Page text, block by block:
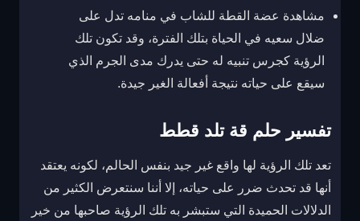
مشاهدة عضة القطة للشاب في منامه تدل على
ضلال سعيه في الحياة بتلك الفترة، وقد تكون تلك
الرؤية كجرس تنبيه له حتى يدرك مدى الجرم الذي
سيقع على حياته نتيجة أفعالة الغير جيدة.
تفسير حلم قة تلد قطط
تعد تلك الرؤية لها واقع غير جيد بنفس الحالم، لكونه يعتقد
أنها قد تحدث ضرر على حياته، إلا أننا سنتعرض الكثير من
الدلالات الحميدة التي ستبشر به تلك الرؤية صاحبها من خير